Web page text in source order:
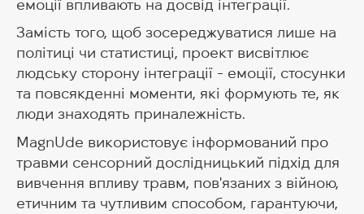
емоції впливають на досвід інтеграції.
Замість того, щоб зосереджуватися лише на
політиці чи статистиці, проект висвітлює
людську сторону інтеграції - емоції, стосунки
та повсякденні моменти, які формують те, як
люди знаходять приналежність.
MagnUde використовує інформований про
травми сенсорний дослідницький підхід для
вивчення впливу травм, пов'язаних з війною,
етичним та чутливим способом, гарантуючи,